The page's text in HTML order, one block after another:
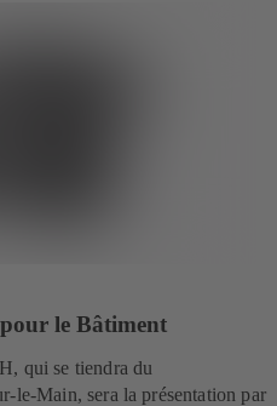
le Bâtiment
qui se tiendra du
le-Main, sera la présentation par